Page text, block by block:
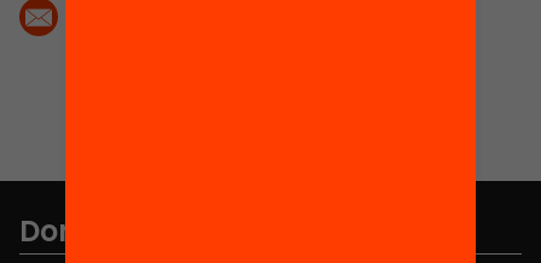
Don't miss anything.